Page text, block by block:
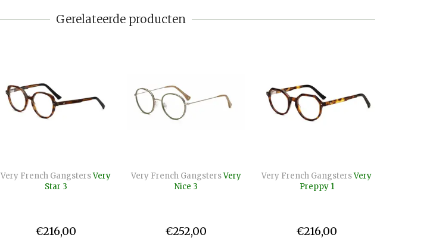
Gerelateerde producten
Very French GangstersVery
Star 3
€216,00
Very French GangstersVery
Nice 3
€252,00
Very French GangstersVery
Preppy 1
€216,00